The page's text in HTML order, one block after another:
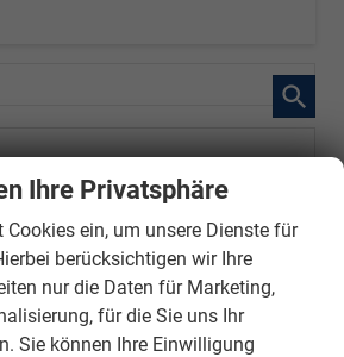
Ihre Privatsphäre
Cookies ein, um unsere Dienste für
berücksichtigen wir Ihre
nur die Daten für Marketing,
für die Sie uns Ihr
Sie können Ihre Einwilligung